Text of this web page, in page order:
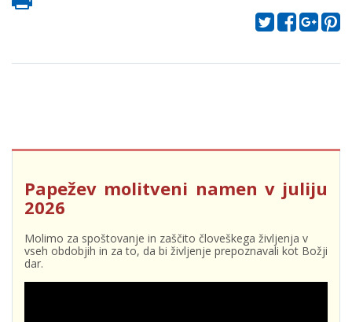
Papežev molitveni namen v juliju
2026
Molimo za spoštovanje in zaščito človeškega življenja v
vseh obdobjih in za to, da bi življenje prepoznavali kot Božji
dar.